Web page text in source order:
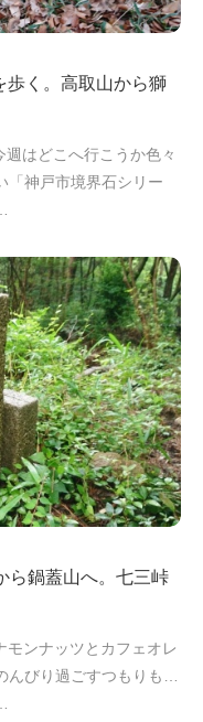
く。高取山から獅
はどこへ行こうか色々
神戸市境界石シリー
鍋蓋山へ。七三峠
ンナッツとカフェオレ
んびり過ごすつもりも…